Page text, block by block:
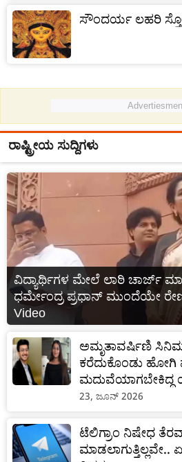
ಸೌಂದರ್ಯ ಲಹರಿ
ರಾಷ್ಟ್ರೀಯ ಸುದ್ದಿಗಳು
ವಿದ್ಯಾರ್ಥಿಗಳ ಮೇಲೆ ಲಾಠಿ ಚಾರ್ಜ್
ಧರ್ಮೇಂದ್ರ ಪ್ರಧಾನ್ ಮುಂದೆಯೇ
Video
ಅಮೃತಾವರ್ಷಿಣಿ
ಕರೆದುಕೊಂಡು
ಮದುವೆಯಾಗಬೇಕಿದ್ದ
23, ಜೂನ್ 2026
ಟೆಲಿಗ್ರಾಂ ನಿಷೇಧ
ಮಾಡಲಾಗುತ್ತಿಲ್ಲವೇ..